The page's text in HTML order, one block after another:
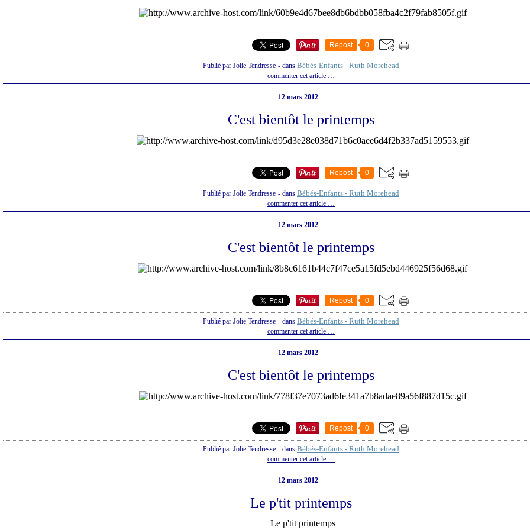
Repost 0
Publié par Jolie Tendresse - dans Bébés-Enfants - Ruth Morehead
commenter cet article …
12 mars 2012
C'est bientôt le printemps
Repost 0
Publié par Jolie Tendresse - dans Bébés-Enfants - Ruth Morehead
commenter cet article
12 mars 2012
C'est bientôt le printemps
Repost 0
Publié par Jolie Tendresse - dans Bébés-Enfants - Ruth Morehead
commenter cet article
12 mars 2012
C'est bientôt le printemps
Repost 0
Publié par Jolie Tendresse - dans Bébés-Enfants - Ruth Morehead
commenter cet article
12 mars 2012
Le p'tit printemps
Le p'tit printemps